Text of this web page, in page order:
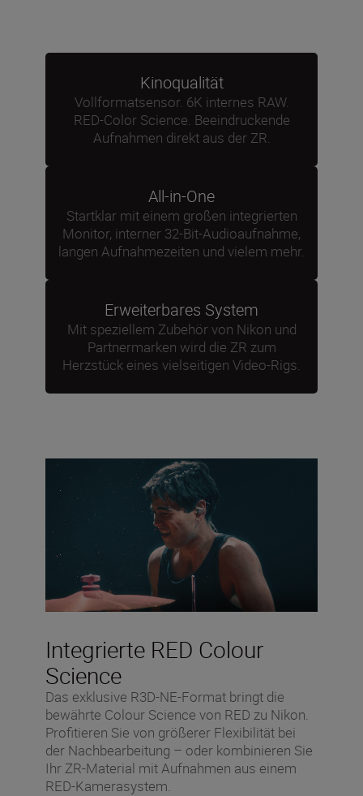
Kinoqualität
Vollformatsensor. 6K internes RAW.
RED-Color Science. Beeindruckende
Aufnahmen direkt aus der ZR.
All-in-One
Startklar mit einem großen integrierten
Monitor, interner 32-Bit-Audioaufnahme,
langen Aufnahmezeiten und vielem mehr.
Erweiterbares System
Mit speziellem Zubehör von Nikon und
Partnermarken wird die ZR zum
Herzstück eines vielseitigen Video-Rigs.
Integrierte RED Colour
Science
Das exklusive R3D-NE-Format bringt die
bewährte Colour Science von RED zu Nikon.
Profitieren Sie von größerer Flexibilität bei
der Nachbearbeitung – oder kombinieren Sie
Ihr ZR-Material mit Aufnahmen aus einem
RED-Kamerasystem.